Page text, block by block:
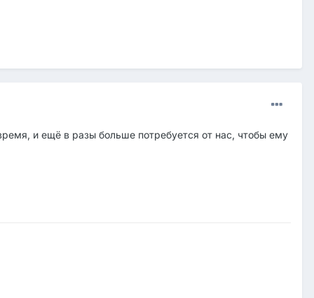
и ещё в разы больше потребуется от нас, чтобы ему